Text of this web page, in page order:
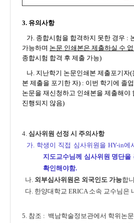
3. 유의사항
가. 종합시험을 합격하지 못한 경우 :
가능하며 논문 인쇄본은 제출하실 수
종합시험 합격 후 제출 가능)
나. 지난학기 논문인쇄본 제출포기자(
본 제출을 포기한 자) : 이번 학기에 졸
논문을 재신청하고 인쇄본을 제출해야
진행되지 않음)
4. 심사위원 선정 시 주의사항
가. 학생이 직접 심사위원을 HY-in에
지도교수님께 심사위원 명단을
확인해야함.
나. 외부심사위원은 외국인도 가능합
다. 한양대학교 ERICA 소속 교수님은
5. 참조 : 백남학술정보관에서 학위논